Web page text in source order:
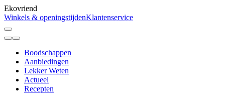
Ekovriend
Winkels & openingstijdenKlantenservice
Boodschappen
Aanbiedingen
Lekker Weten
Actueel
Recepten